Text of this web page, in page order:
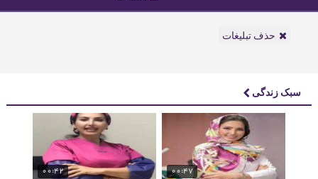
حذف تبلیغات
سبک زندگی
00:47
00:42